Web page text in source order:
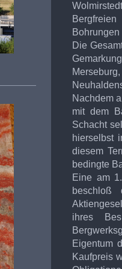
Die
Nachdem
mit dem
Schacht
hierselbst
diesem
bedingte
Eine am
beschloß
ihres
Eigentum
Kaufpreis